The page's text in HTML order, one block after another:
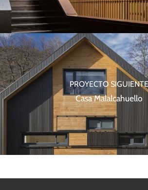
PROYECTO SIGUIENTE
Casa Malalcahuello